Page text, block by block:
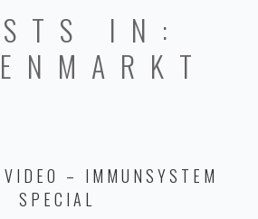
NEWS
KURSE
IN:
VIDEO – IMMUNSYSTEM
SPECIAL